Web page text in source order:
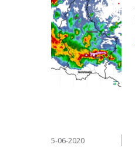
5-06-2020